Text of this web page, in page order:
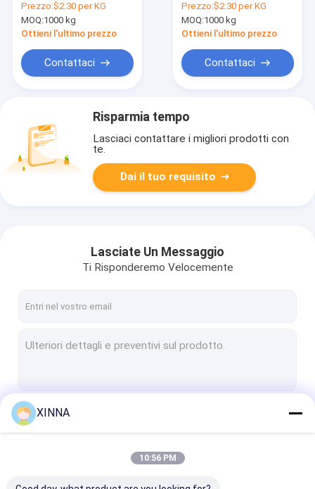
per la filtrazione
dell'aria e dei liquidi
Prezzo:$2.30 per KG
MOQ:1000 kg
Ottieni l'ultimo prezzo
Contattaci
40GSM Per
filtrazione medica
Prezzo:$2.30 per KG
MOQ:1000 kg
Ottieni l'ultimo prezzo
Contattaci
Risparmia tempo
Lasciaci contattare i migliori prodotti con
te.
Dai il tuo requisito
Lasciate Un Messaggio
Ti Risponderemo Velocemente
XINNA
10:56 PM